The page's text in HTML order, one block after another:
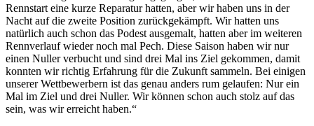
Rennstart eine kurze Reparatur hatten, aber wir haben uns in der
Nacht auf die zweite Position zurückgekämpft. Wir hatten uns
natürlich auch schon das Podest ausgemalt, hatten aber im weiteren
Rennverlauf wieder noch mal Pech. Diese Saison haben wir nur
einen Nuller verbucht und sind drei Mal ins Ziel gekommen, damit
konnten wir richtig Erfahrung für die Zukunft sammeln. Bei einigen
unserer Wettbewerbern ist das genau anders rum gelaufen: Nur ein
Mal im Ziel und drei Nuller. Wir können schon auch stolz auf das
sein, was wir erreicht haben.“